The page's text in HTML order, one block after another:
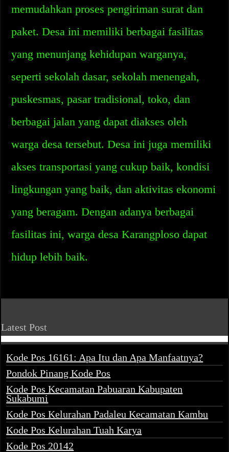
memudahkan proses pengiriman surat dan
paket. Desa ini memiliki berbagai fasilitas
yang menunjang kehidupan warganya,
seperti sekolah dasar, sekolah menengah,
puskesmas, pasar tradisional, toko, dan
berbagai jalan yang dapat diakses oleh
warga desa tersebut. Desa ini juga memiliki
akses transportasi yang cukup baik, kondisi
lingkungan yang baik, dan aktivitas ekonomi
yang beragam. Dengan adanya berbagai
fasilitas ini, warga desa Karangploso dapat
hidup lebih baik.
Latest Post
Kode Pos 16161: Apa Itu dan Apa Manfaatnya?
Pondok Pinang Kode Pos
Kode Pos Kecamatan Pabuaran Kabupaten
Sukabumi
Kode Pos Kelurahan Padaleu Kecamatan Kambu
Kode Pos Kelurahan Tuah Karya
Kode Pos 20142